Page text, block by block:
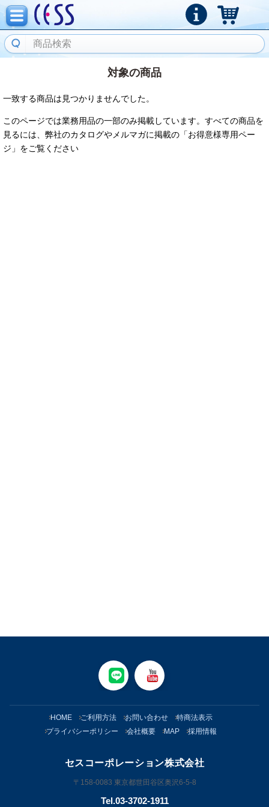
対象の商品
一致する商品は見つかりませんでした。
このページでは業務用品の一部のみ掲載しています。すべての商品を
見るには、弊社のカタログやメルマガに掲載の「お得意様専用ペー
ジ」をご覧ください
HOME ご利用方法 お問い合わせ
特商法表示
プライバシーポリシー
会社概要 MAP 採用情報
セスコーポレーション株式会社
〒158-0083 東京都世田谷区奥沢6-5-8
Tel.03-3702-1911